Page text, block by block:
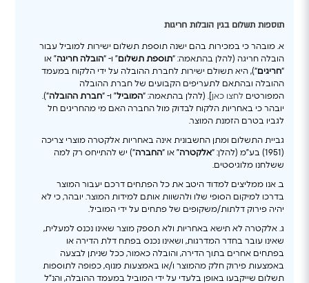
תוספות תשלום בגין הובלות חריגות
א. מובהר כי במכירות בהם ישנה תוספת תשלום ישירות למוביל עבור
הובלה חריגה (להלן בהתאמה: “תוספת תשלום” ו- “הובלה חריגה” או
“חריגים“), היא תשולם ישירות לחברת ההובלה על ידי הלקוח במעמד
ההובלה ובהתאם לתעריפים הקבועים של חברת ההובלה
המפורטים לחצו כאן]. (להלן בהתאמה: “המוביל” ו- “חברת ההובלה“).
יובהר כי באחריות הלקוח לבדוק מול החברה האם מי מהחריגים חל
לגביו בטרם הזמנת המוצר.
גביית התשלום ומתן החשבונית אינה באחריות אלקטרה מוצרי צריכה
(1951) בע”מ (להלן: “
אלקטרה” או “החברה“) יש להתייחס רק למה
ששלחנו מלוגיסטים.
ב. אנו ממליצים למדוד היטב את כל הפתחים דרכם יעבור המוצר
בדרכו למיקום הסופי שלו ולהשוות אותם למידות המוצר. יובהר, כי לא
יהיה פירוק דלתות/משקופים של פתחים על ידי המוביל.
ג. אלקטרה לא תישא באחריות ולא תספק מוצר שאינו נכנס למעלית,
שאינו עובר בחדר המדרגות, ושאינו נכנס בפתח דלת הדירה או
בפתחים אחרים בתוך הדירה, והובלה כאמור, ככל שניתן לבצעה
באמצעות פירוק חלק מהמוצר ו/או באמצעות מנוף, כפופה לתוספות
תשלום שייקבעו באופן בלעדי על ידי המוביל במעמד ההובלה, והנ”ל